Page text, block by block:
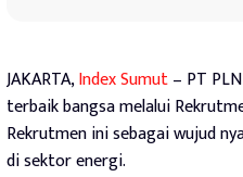
JAKARTA,Index Sumut– PT
terbaik bangsa melalui
Rekrutmen ini sebagai wujud
di sektor energi.